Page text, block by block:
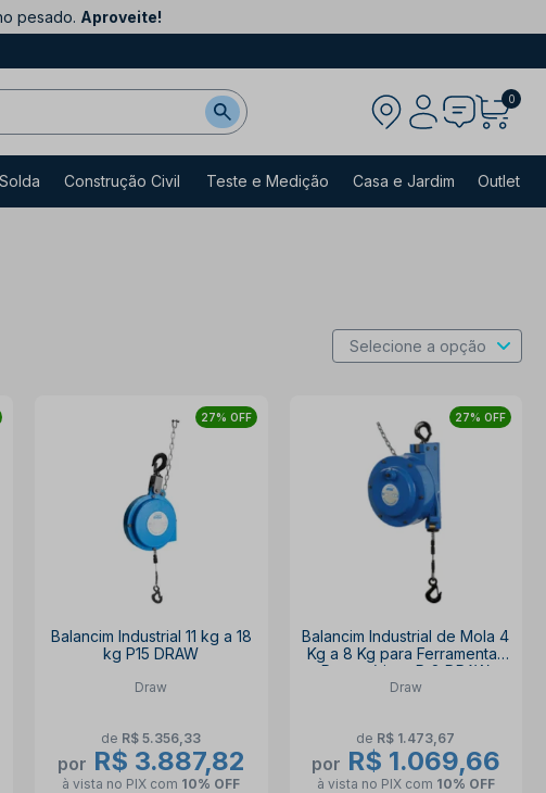
pesado. Aproveite!
0
Solda Construção Civil Teste e Medição Casa e Jardim Outlet
27% OFF
Balancim Industrial 11 kg a 18
kg P15 DRAW
Draw
de R$ 5.356,33
por R$ 3.887,82
à vista no PIX com 10% OFF
27% OFF
Balancim Industrial de Mola 4
Kg a 8 Kg para Ferramentas
Pneumáticas P-8 DRAW
Draw
de R$ 1.473,67
por R$ 1.069,66
à vista no PIX com 10% OFF